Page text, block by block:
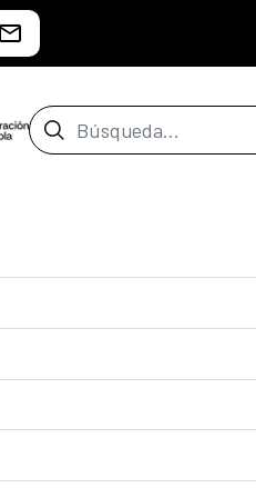
Barra de búsqueda